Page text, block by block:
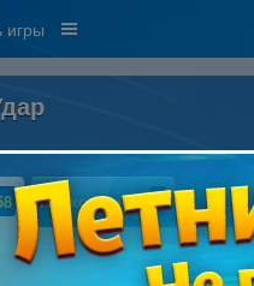
игры
Прохождение 2